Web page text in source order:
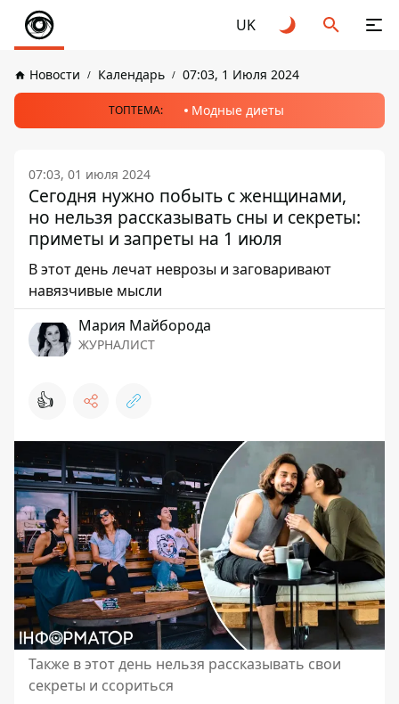
UK
Новости Календарь 07:03, 1 Июля 2024
ТОПТЕМА: Модные диеты
07:03, 01 июля 2024
Сегодня нужно побыть с женщинами,
но нельзя рассказывать сны и секреты:
приметы и запреты на 1 июля
В этот день лечат неврозы и заговаривают
навязчивые мысли
Мария Майборода
ЖУРНАЛИСТ
👍
Также в этот день нельзя рассказывать свои
секреты и ссориться